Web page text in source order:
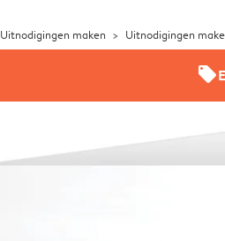
Uitnodigingen maken Uitnodigingen
offers